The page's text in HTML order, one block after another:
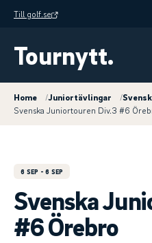
Till golf.se
Tournytt.
Home /Juniortävlingar /
Svenska Juniortouren Div.3 #6
6 SEP - 6 SEP
Svenska
#6 Örebro